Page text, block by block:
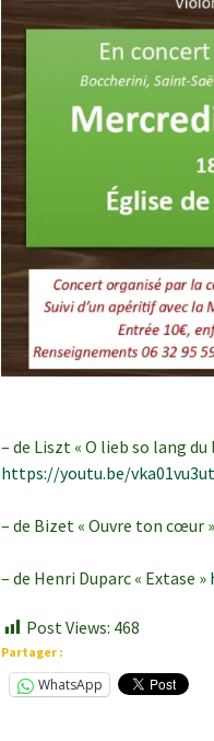
– de Liszt « O lieb so lang
https://youtu.be/
– de Bizet « Ouvre ton cœur »
– de Henri Duparc « Extase »
Post Views: 468
Partager :
WhatsApp